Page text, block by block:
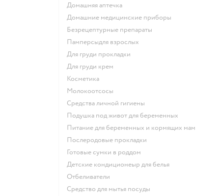
домашняя аптечка
домашние медицинские приборы
безрецептурные препараты
памперсыдля взрослых
для груди прокладки
для груди крем
косметика
Молокоотсосы
средства личной гигиены
подушка под живот для беременных
питание для беременных и кормящих мам
послеродовые прокладки
готовые сумки в роддом
детские кондиционеыр для белья
отбеливатели
средство для мытья посуды